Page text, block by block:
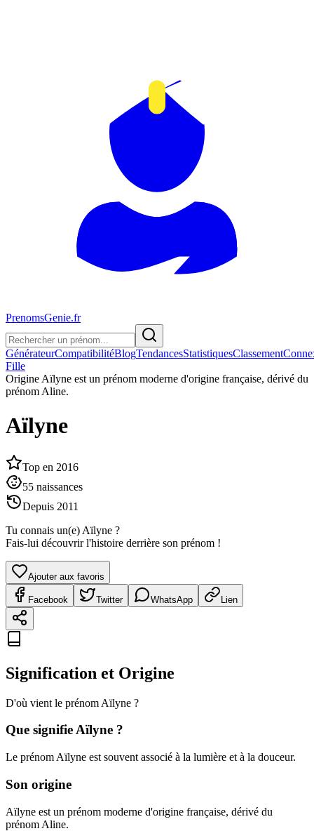
PrenomsGenie.fr
GénérateurCompatibilitéBlogTendancesStatistiquesClassement
Fille
Origine Aïlyne est un prénom moderne d'origine française, dérivé du
prénom Aline.
Aïlyne
Top en 2016
55 naissances
Depuis 2011
Tu connais un(e) Aïlyne ?
Fais-lui découvrir l'histoire derrière son prénom !
Ajouter aux favoris
Facebook Twitter WhatsApp Lien
Signification et Origine
D'où vient le prénom Aïlyne ?
Que signifieAïlyne ?
Le prénom Aïlyne est souvent associé à la lumière et à la douceur.
Son origine
Aïlyne est un prénom moderne d'origine française, dérivé du
prénom Aline.